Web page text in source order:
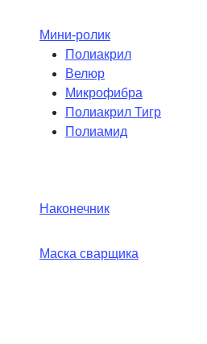
Мини-ролик
Полиакрил
Велюр
Микрофибра
Полиакрил Тигр
Полиамид
Наконечник
Маска сварщика